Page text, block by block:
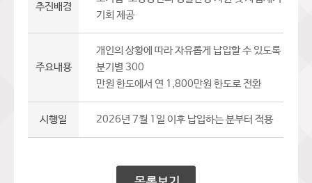
추진배경
기회 제공
주요내용
개인의 상황에 따라 자유롭게 납입할 수 있도록
분기별 300
만원 한도에서 연 1,800만원 한도로 전환
시행일 2026년 7월 1일 이후 납입하는 분부터 적용